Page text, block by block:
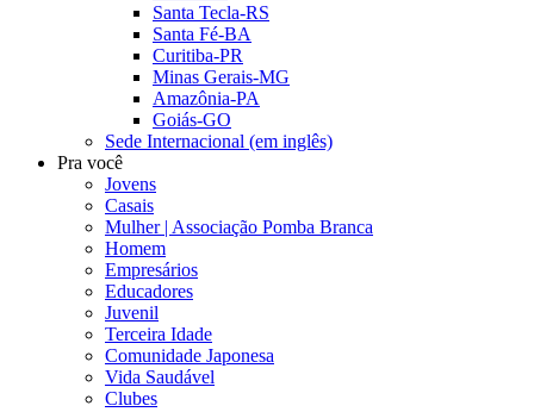
Santa Tecla-RS
Santa Fé-BA
Curitiba-PR
Minas Gerais-MG
Amazônia-PA
Goiás-GO
Sede Internacional (em inglês)
Pra você
Jovens
Casais
Mulher | Associação Pomba Branca
Homem
Empresários
Educadores
Juvenil
Terceira Idade
Comunidade Japonesa
Vida Saudável
Clubes